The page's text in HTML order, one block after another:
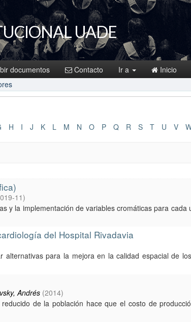
UADE
documentos Contacto Ir a Inicio
H I J K L M N O P Q R S T U V
11)
y la implementación de variables cromáticas para
del Hospital Rivadavia
para la mejora en la calidad espacial de
Andrés (2014)
de la población hace que el costo de